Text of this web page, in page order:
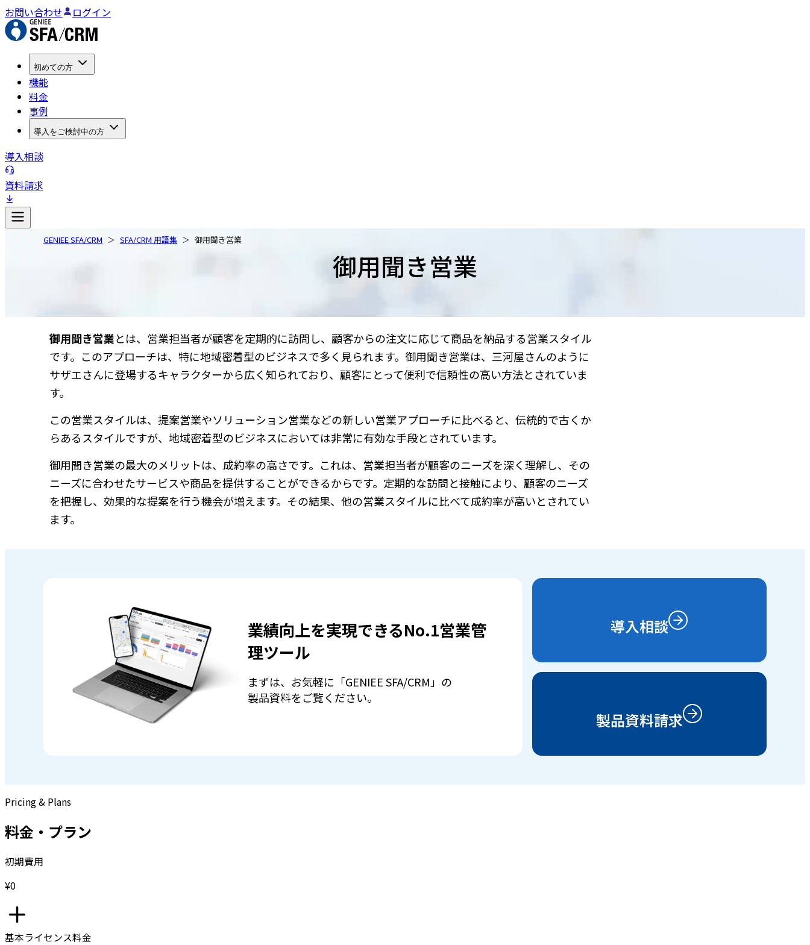
お問い合わせ ログイン
初めての方
機能
料金
事例
導入をご検討中の方
導入相談
資料請求
GENIEE SFA/CRM SFA/CRM 用語集 御用聞き営業
御用聞き営業
御用聞き営業とは、営業担当者が顧客を定期的に訪問し、顧客からの注文に応じて商品を納品する営業スタイル
です。このアプローチは、特に地域密着型のビジネスで多く見られます。御用聞き営業は、三河屋さんのように
サザエさんに登場するキャラクターから広く知られており、顧客にとって便利で信頼性の高い方法とされていま
す。
この営業スタイルは、提案営業やソリューション営業などの新しい営業アプローチに比べると、伝統的で古くか
らあるスタイルですが、地域密着型のビジネスにおいては非常に有効な手段とされています。
御用聞き営業の最大のメリットは、成約率の高さです。これは、営業担当者が顧客のニーズを深く理解し、その
ニーズに合わせたサービスや商品を提供することができるからです。定期的な訪問と接触により、顧客のニーズ
を把握し、効果的な提案を行う機会が増えます。その結果、他の営業スタイルに比べて成約率が高いとされてい
ます。
業績向上を実現できるNo.1営業管
理ツール
まずは、お気軽に「GENIEE SFA/CRM」の
製品資料をご覧ください。
導入相談
製品資料請求
Pricing & Plans
料金・プラン
初期費用
¥0
基本ライセンス料金